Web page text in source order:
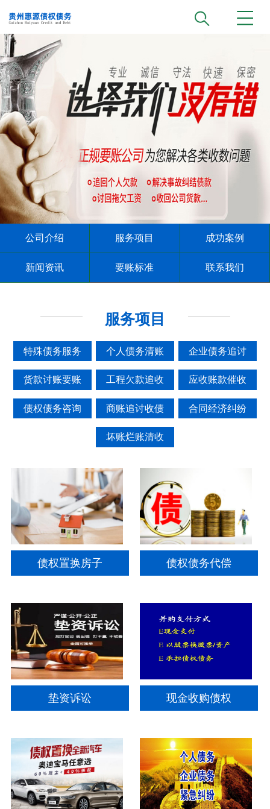
公司介绍 服务项目 成功案例
新闻资讯 要账标准 联系我们
服务项目
特殊债务服务 个人债务清账 企业债务追讨
货款讨账要账 工程欠款追收 应收账款催收
债权债务咨询 商账追讨收债 合同经济纠纷
坏账烂账清收
债权置换房子 债权债务代偿
垫资诉讼 现金收购债权